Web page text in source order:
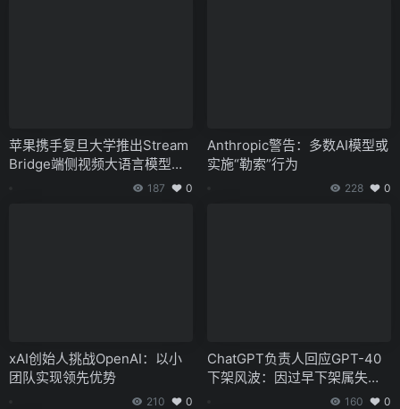
苹果携手复旦大学推出Stream
Bridge端侧视频大语言模型框
架，支持AI实时响应视频流
187 0
Anthropic警告：多数AI模型或
实施“勒索”行为
228 0
xAI创始人挑战OpenAI：以小
团队实现领先优势
210 0
ChatGPT负责人回应GPT-40
下架风波：因过早下架属失
160 0